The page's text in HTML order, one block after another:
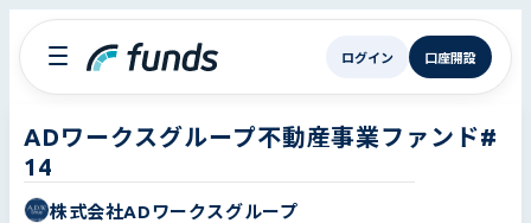
ログイン 口座開設
ADワークスグループ不動産事業ファンド#
14
株式会社ADワークスグループ